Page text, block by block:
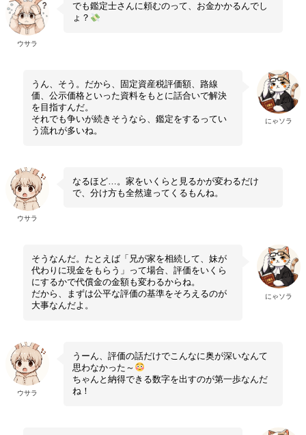
ウサラ
でも鑑定士さんに頼むのって、お金かかるんでし
ょ？
にゃソラ
うん、そう。だから、固定資産税評価額、路線
価、公示価格といった資料をもとに話合いで解決
を目指すんだ。
それでも争いが続きそうなら、鑑定をするってい
う流れが多いね。
ウサラ
なるほど…。家をいくらと見るかが変わるだけ
で、分け方も全然違ってくるもんね。
にゃソラ
そうなんだ。たとえば「兄が家を相続して、妹が
代わりに現金をもらう」って場合、評価をいくら
にするかで代償金の金額も変わるからね。
だから、まずは公平な評価の基準をそろえるのが
大事なんだよ。
ウサラ
うーん、評価の話だけでこんなに奥が深いなんて
思わなかった～
ちゃんと納得できる数字を出すのが第一歩なんだ
ね！